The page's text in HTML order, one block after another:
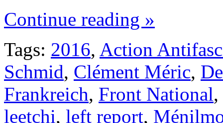
Continue reading »
Tags: 2016, Action
Schmid, Clément Méric,
Frankreich, Front National,
leetchi, left report,